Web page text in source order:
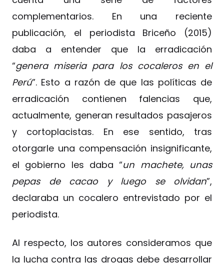
complementarios. En una reciente
publicación, el periodista Briceño (2015)
daba a entender que la erradicación
“genera miseria para los cocaleros en el
Perú”. Esto a razón de que las políticas de
erradicación contienen falencias que,
actualmente, generan resultados pasajeros
y cortoplacistas. En ese sentido, tras
otorgarle una compensación insignificante,
el gobierno les daba “un machete, unas
pepas de cacao y luego se olvidan”,
declaraba un cocalero entrevistado por el
periodista.
Al respecto, los autores consideramos que
la lucha contra las drogas debe desarrollar